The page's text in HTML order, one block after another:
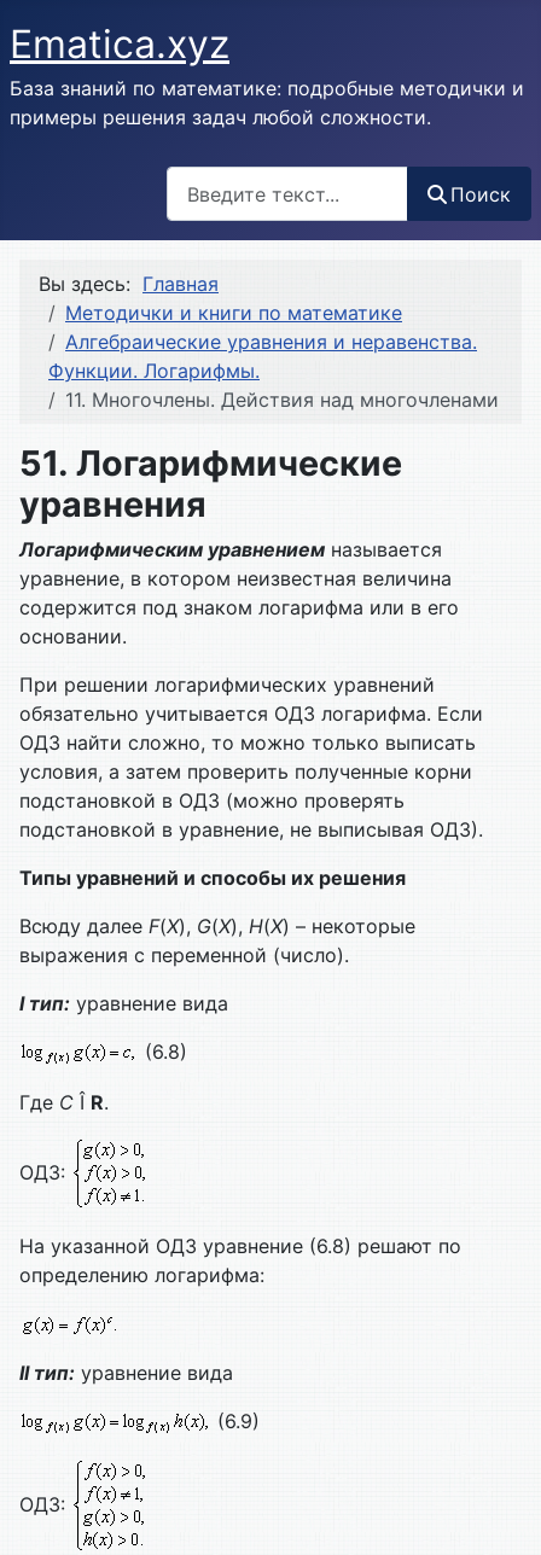
Ematica.xyz
База знаний по математике: подробные методички и
примеры решения задач любой сложности.
Поиск
Вы здесь: Главная
Методички и книги по математике
Алгебраические уравнения и неравенства.
Функции. Логарифмы.
11. Многочлены. Действия над многочленами
51. Логарифмические
уравнения
Логарифмическим уравнением называется
уравнение, в котором неизвестная величина
содержится под знаком логарифма или в его
основании.
При решении логарифмических уравнений
обязательно учитывается ОДЗ логарифма. Если
ОДЗ найти сложно, то можно только выписать
условия, а затем проверить полученные корни
подстановкой в ОДЗ (можно проверять
подстановкой в уравнение, не выписывая ОДЗ).
Типы уравнений и способы их решения
Всюду далее F(X), G(X), H(X) – некоторые
выражения с переменной (число).
I тип: уравнение вида
(6.8)
Где CÎ R.
ОДЗ:
На указанной ОДЗ уравнение (6.8) решают по
определению логарифма:
II тип: уравнение вида
(6.9)
ОДЗ: